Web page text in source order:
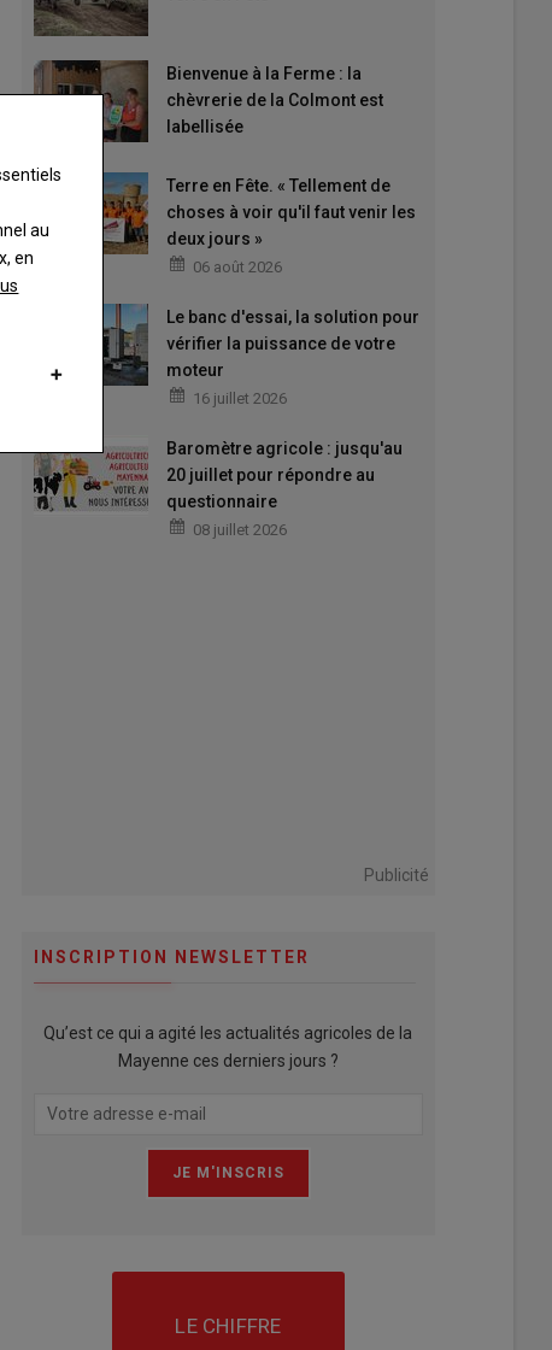
Bienvenue à la Ferme : la
chèvrerie de la Colmont est
labellisée
Terre en Fête. « Tellement de
choses à voir qu'il faut venir les
deux jours »
06 août 2026
Le banc d'essai, la solution pour
vérifier la puissance de votre
moteur
16 juillet 2026
Baromètre agricole : jusqu'au
20 juillet pour répondre au
questionnaire
08 juillet 2026
Publicité
INSCRIPTION NEWSLETTER
Qu’est ce qui a agité les actualités agricoles de la
Mayenne ces derniers jours ?
LE CHIFFRE
au
en